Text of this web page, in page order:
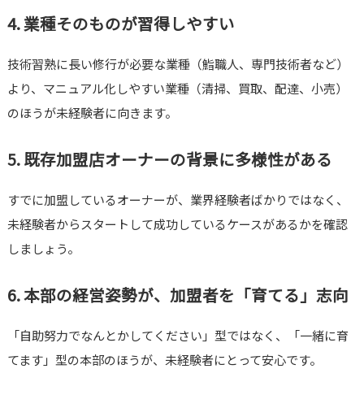
4. 業種そのものが習得しやすい
技術習熟に長い修行が必要な業種（鮨職人、専門技術者など）
より、マニュアル化しやすい業種（清掃、買取、配達、小売）
のほうが未経験者に向きます。
5. 既存加盟店オーナーの背景に多様性がある
すでに加盟しているオーナーが、業界経験者ばかりではなく、
未経験者からスタートして成功しているケースがあるかを確認
しましょう。
6. 本部の経営姿勢が、加盟者を「育てる」志向
「自助努力でなんとかしてください」型ではなく、「一緒に育
てます」型の本部のほうが、未経験者にとって安心です。